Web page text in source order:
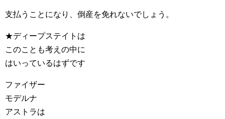
支払うことになり、倒産を免れないでしょう。
★ディープステイトは
このことも考えの中に
はいっているはずです
ファイザー
モデルナ
アストラは